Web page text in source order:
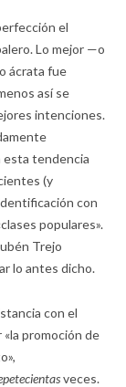
el
Lo mejor —o
ácrata fue
así se
intenciones.
esta tendencia
(y
con
populares».
Trejo
lo antes dicho.
con el
promoción de
veces.